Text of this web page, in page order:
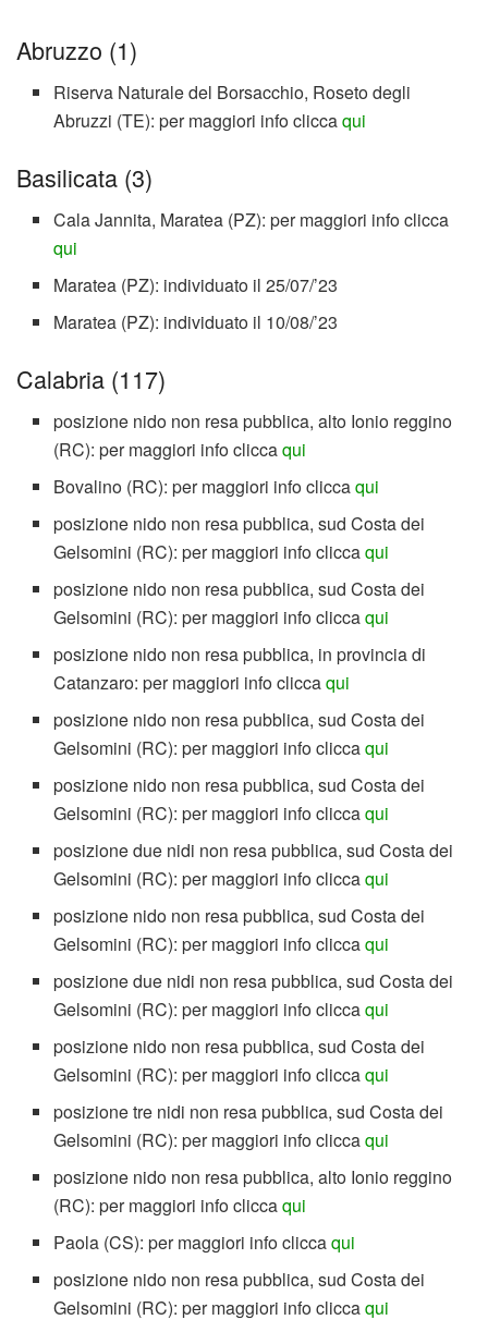
Abruzzo (1)
Riserva Naturale del Borsacchio, Roseto degli
Abruzzi (TE): per maggiori info cliccaqui
Basilicata (3)
Cala Jannita, Maratea (PZ): per maggiori info clicca
qui
Maratea (PZ): individuato il 25/07/’23
Maratea (PZ): individuato il 10/08/’23
Calabria (117)
posizione nido non resa pubblica, alto Ionio reggino
(RC): per maggiori info cliccaqui
Bovalino (RC): per maggiori info cliccaqui
posizione nido non resa pubblica, sud Costa dei
Gelsomini (RC): per maggiori info cliccaqui
posizione nido non resa pubblica, sud Costa dei
Gelsomini (RC): per maggiori info cliccaqui
posizione nido non resa pubblica, in provincia di
Catanzaro: per maggiori info cliccaqui
posizione nido non resa pubblica, sud Costa dei
Gelsomini (RC): per maggiori info cliccaqui
posizione nido non resa pubblica, sud Costa dei
Gelsomini (RC): per maggiori info cliccaqui
posizione due nidi non resa pubblica, sud Costa dei
Gelsomini (RC): per maggiori info cliccaqui
posizione nido non resa pubblica, sud Costa dei
Gelsomini (RC): per maggiori info cliccaqui
posizione due nidi non resa pubblica, sud Costa dei
Gelsomini (RC): per maggiori info cliccaqui
posizione nido non resa pubblica, sud Costa dei
Gelsomini (RC): per maggiori info cliccaqui
posizione tre nidi non resa pubblica, sud Costa dei
Gelsomini (RC): per maggiori info cliccaqui
posizione nido non resa pubblica, alto Ionio reggino
(RC): per maggiori info cliccaqui
Paola (CS): per maggiori info cliccaqui
posizione nido non resa pubblica, sud Costa dei
Gelsomini (RC): per maggiori info cliccaqui